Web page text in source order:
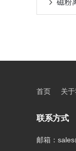
磁粉
首页 关
联系方式
邮箱：